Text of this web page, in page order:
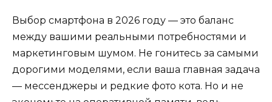
Выбор смартфона в 2026 году — это баланс
между вашими реальными потребностями и
маркетинговым шумом. Не гонитесь за самыми
дорогими моделями, если ваша главная задача
— мессенджеры и редкие фото кота. Но и не